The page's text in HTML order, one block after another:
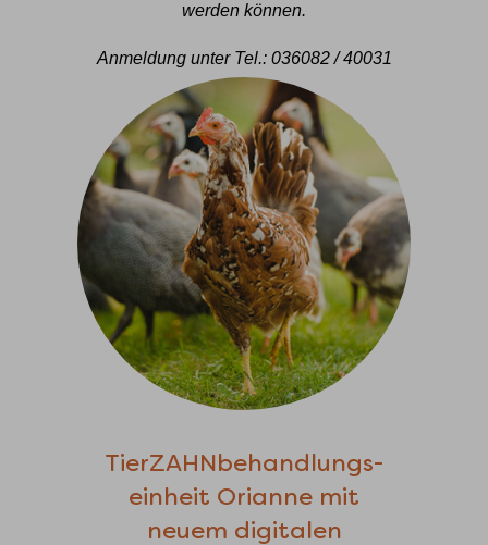
werden können.
Anmeldung unter Tel.: 036082 / 40031
TierZAHNbehandlungs-
einheit Orianne mit
neuem digitalen